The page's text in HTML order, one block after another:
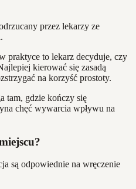
przez lekarzy ze
praktyce to lekarz decyduje, czy
kierować się zasadą
na korzyść prostoty.
tam, gdzie kończy się
chęć wywarcia wpływu na
są odpowiednie na wręczenie